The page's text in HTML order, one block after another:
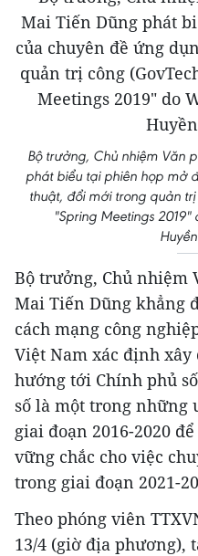
Bộ trưởng, Chủ nhiệm Văn
phát biểu tại phiên họp mở
thuật, đổi mới trong quản
"Spring Meetings
Bộ trưởng, Chủ nhiệm
Mai Tiến Dũng khẳng
cách mạng công
Việt Nam xác định
hướng tới Chính phủ
số là một trong những
giai đoạn 2016-2020
vững chắc cho việc
trong giai đoạn 2021-
Theo phóng viên
13/4 (giờ địa phương),